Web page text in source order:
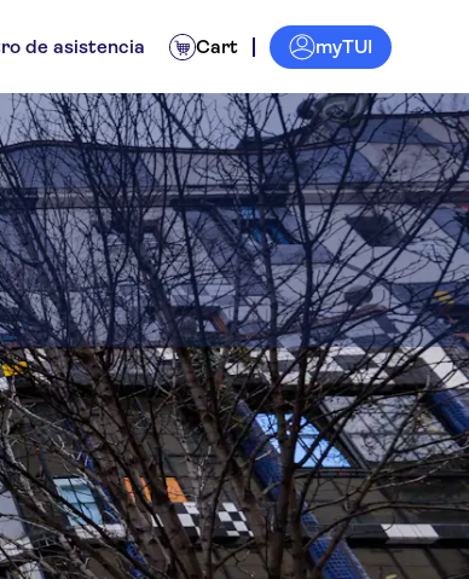
de asistencia Cart myTUI
- Museum